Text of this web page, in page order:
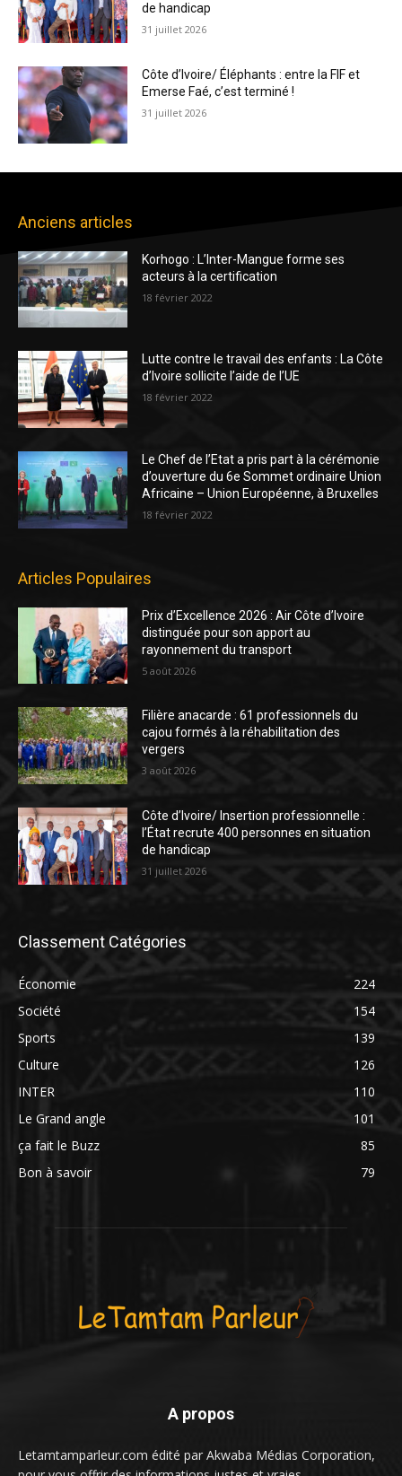
de handicap
31 juillet 2026
Côte d’Ivoire/ Éléphants : entre la FIF et
Emerse Faé, c’est terminé !
31 juillet 2026
Anciens articles
Korhogo : L’Inter-Mangue forme ses
acteurs à la certification
18 février 2022
Lutte contre le travail des enfants : La Côte
d’Ivoire sollicite l’aide de l’UE
18 février 2022
Le Chef de l’Etat a pris part à la cérémonie
d’ouverture du 6e Sommet ordinaire Union
Africaine – Union Européenne, à Bruxelles
18 février 2022
Articles Populaires
Prix d’Excellence 2026 : Air Côte d’Ivoire
distinguée pour son apport au
rayonnement du transport
5 août 2026
Filière anacarde : 61 professionnels du
cajou formés à la réhabilitation des
vergers
3 août 2026
Côte d’Ivoire/ Insertion professionnelle :
l’État recrute 400 personnes en situation
de handicap
31 juillet 2026
Classement Catégories
Économie
224
Société
154
Sports
139
Culture
126
INTER
110
Le Grand angle
101
ça fait le Buzz
85
Bon à savoir
79
A propos
Letamtamparleur.com édité par Akwaba Médias Corporation,